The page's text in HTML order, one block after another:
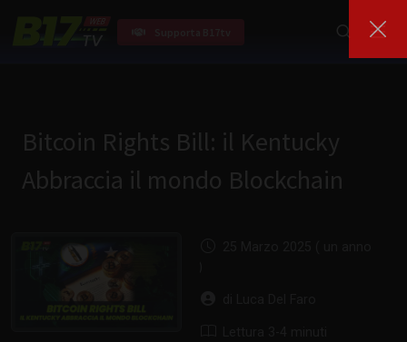
Bitcoin Rights Bill: il Kentucky
Abbraccia il mondo Blockchain